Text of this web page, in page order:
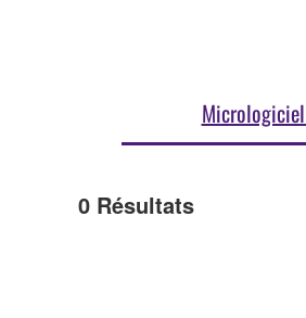
0 Résultats